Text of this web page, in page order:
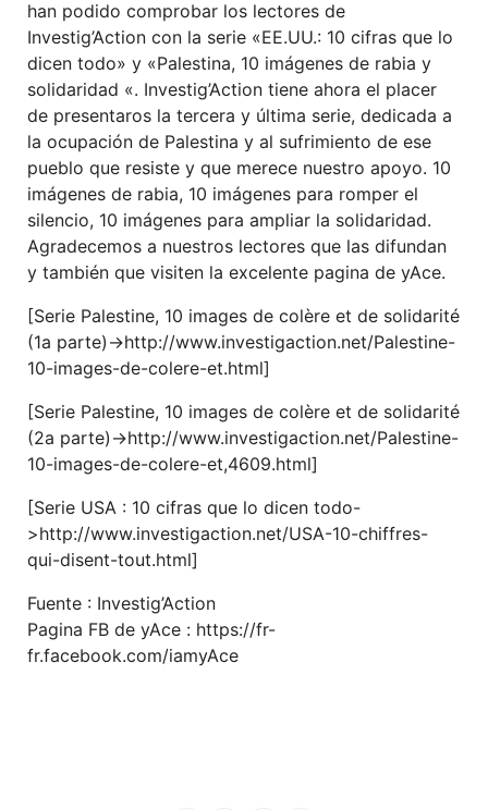
han podido comprobar los lectores de
Investig’Action con la serie «EE.UU.: 10 cifras que lo
dicen todo» y «Palestina, 10 imágenes de rabia y
solidaridad «. Investig’Action tiene ahora el placer
de presentaros la tercera y última serie, dedicada a
la ocupación de Palestina y al sufrimiento de ese
pueblo que resiste y que merece nuestro apoyo. 10
imágenes de rabia, 10 imágenes para romper el
silencio, 10 imágenes para ampliar la solidaridad.
Agradecemos a nuestros lectores que las difundan
y también que visiten la excelente pagina de yAce.
[Serie Palestine, 10 images de colère et de solidarité
(1a parte)->http://www.investigaction.net/Palestine-
10-images-de-colere-et.html]
[Serie Palestine, 10 images de colère et de solidarité
(2a parte)->http://www.investigaction.net/Palestine-
10-images-de-colere-et,4609.html]
[Serie USA : 10 cifras que lo dicen todo-
>http://www.investigaction.net/USA-10-chiffres-
qui-disent-tout.html]
Fuente : Investig’Action
Pagina FB de yAce : https://fr-
fr.facebook.com/iamyAce